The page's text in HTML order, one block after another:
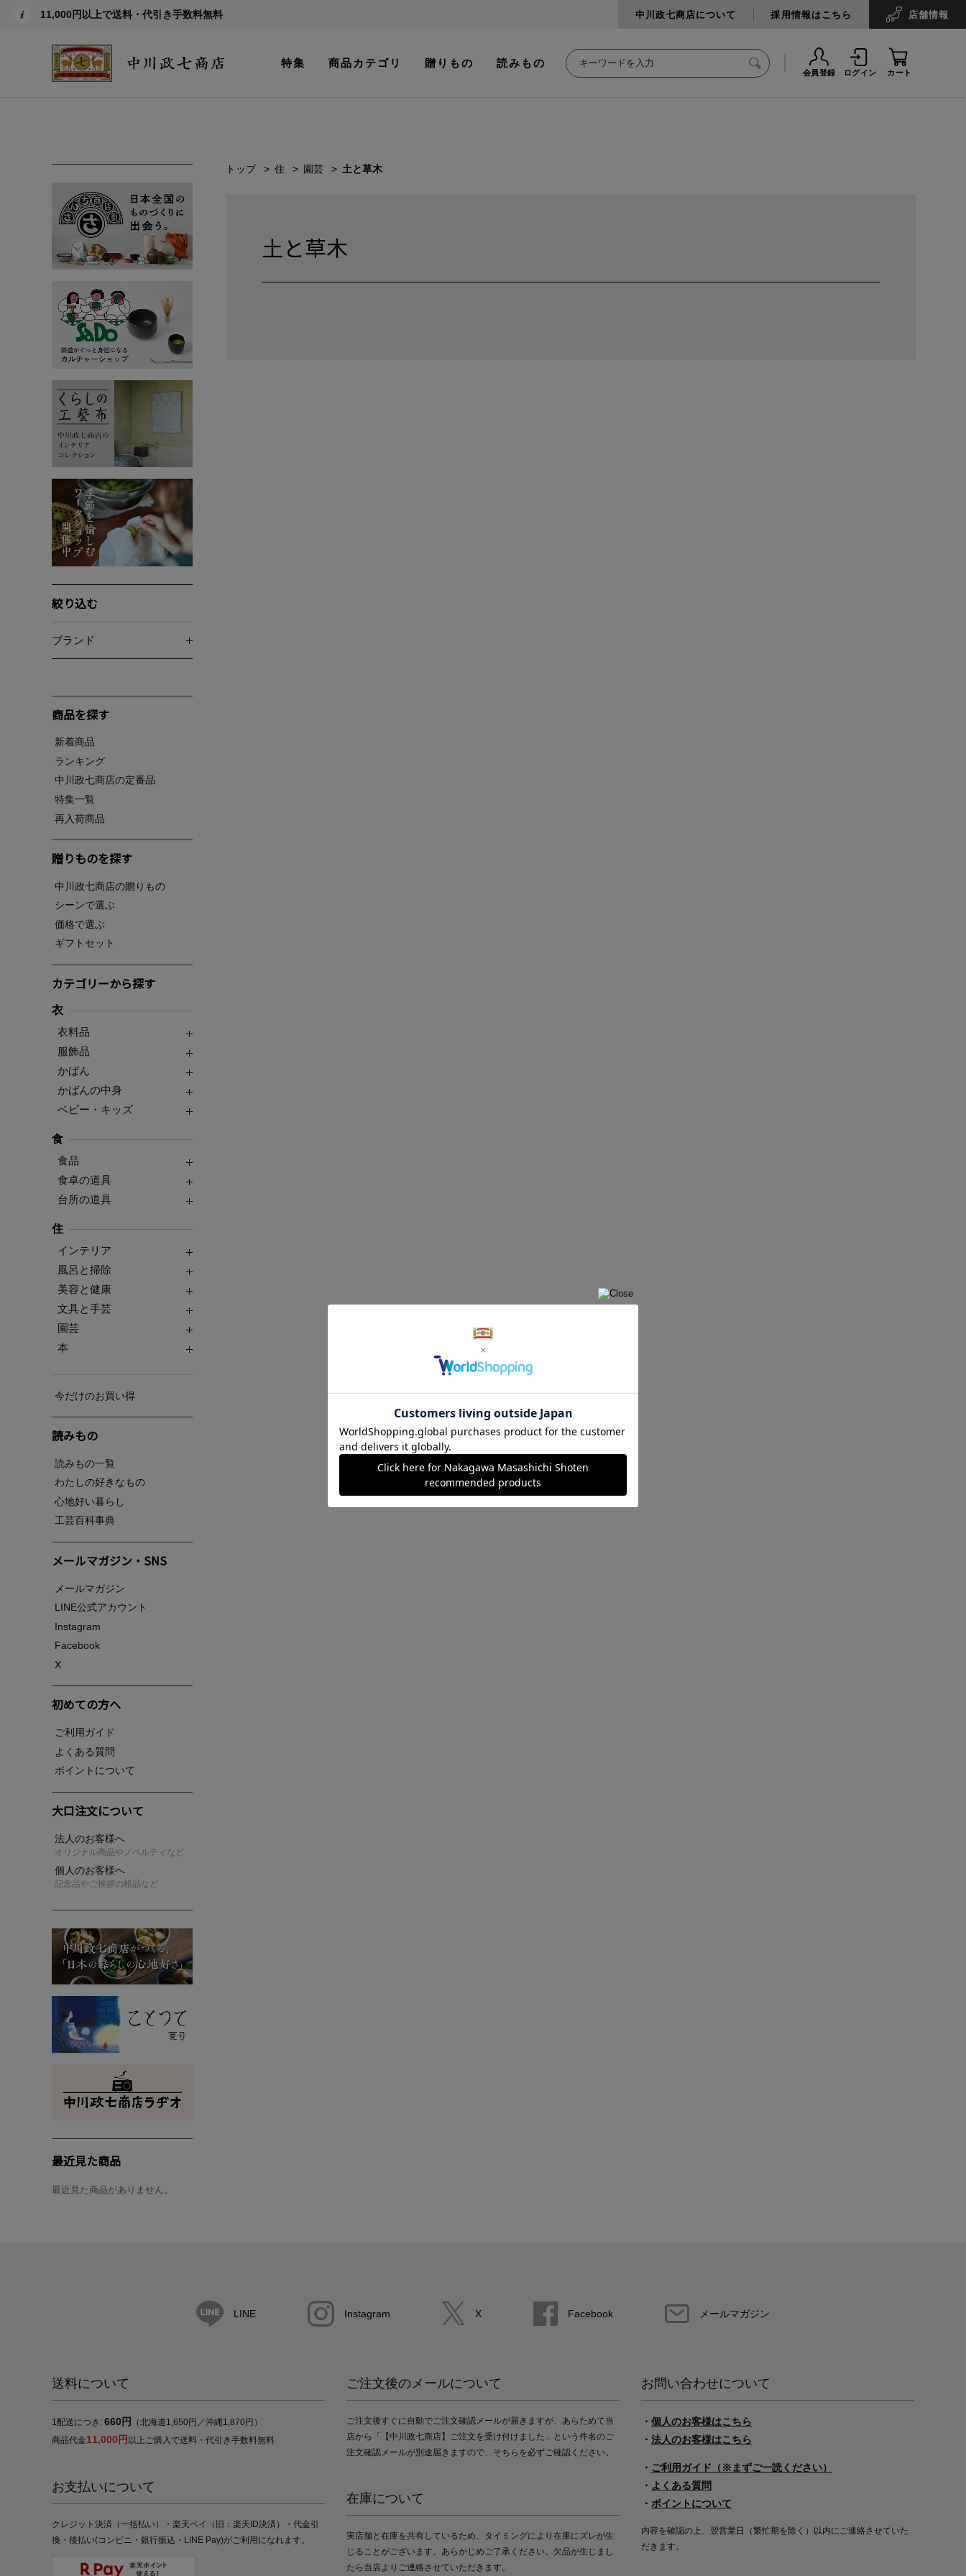
11,000円以上で送料・代引き手数料無料 中川政七商店について 採用情報はこちら 店舗情報
特集 商品カテゴリ 贈りもの 読みもの
会員登録 ログイン カート
絞り込む
ブランド
商品を探す
新着商品
ランキング
中川政七商店の定番品
特集一覧
再入荷商品
贈りものを探す
中川政七商店の贈りもの
シーンで選ぶ
価格で選ぶ
ギフトセット
カテゴリーから探す
衣
衣料品
服飾品
かばん
かばんの中身
ベビー・キッズ
食
食品
食卓の道具
台所の道具
住
インテリア
風呂と掃除
美容と健康
文具と手芸
園芸
本
今だけのお買い得
読みもの
読みもの一覧
わたしの好きなもの
心地好い暮らし
工芸百科事典
メールマガジン・SNS
メールマガジン
LINE公式アカウント
Instagram
Facebook
X
初めての方へ
ご利用ガイド
よくある質問
ポイントについて
大口注文について
法人のお客様へ
オリジナル商品やノベルティなど
個人のお客様へ
記念品やご挨拶の粗品など
最近見た商品
最近見た商品がありません。
トップ 住 園芸 土と草木
土と草木
LINE Instagram X Facebook メールマガジン
送料について
1配送につき: 660円
（北海道1,650円／沖縄1,870円）
商品代金11,000円 以上ご購入で送料・代引き手数料無料
お支払いについて
クレジット決済（一括払い）・楽天ペイ（旧：楽天ID決済）・代金引
換・後払い(コンビニ・銀行振込・LINE Pay)がご利用になれます。
ご注文後のメールについて
ご注文後すぐに自動でご注文確認メールが届きますが、あらためて当
店から「【中川政七商店】ご注文を受け付けました」という件名のご
注文確認メールが別途届きますので、そちらを必ずご確認ください。
在庫について
実店舗と在庫を共有しているため、タイミングにより在庫にズレが生
じることがございます。あらかじめご了承ください。欠品が生じまし
たら当店よりご連絡させていただきます。
お問い合わせについて
・ 個人のお客様はこちら
・ 法人のお客様はこちら
・ ご利用ガイド（※まずご一読ください）
・ よくある質問
・ ポイントについて
内容を確認の上、翌営業日（繁忙期を除く）以内にご連絡させていた
だきます。